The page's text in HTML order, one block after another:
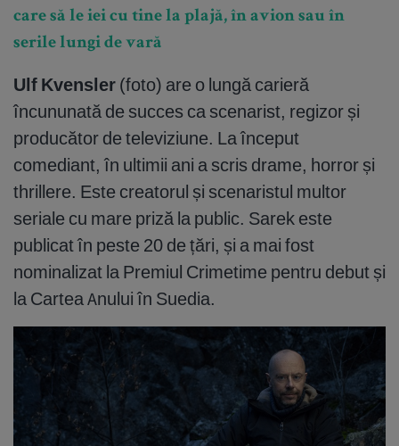
care să le iei cu tine la plajă, în avion sau în
serile lungi de vară
Ulf Kvensler (foto) are o lungă carieră
încununată de succes ca scenarist, regizor și
producător de televiziune. La început
comediant, în ultimii ani a scris drame, horror și
thrillere. Este creatorul și scenaristul multor
seriale cu mare priză la public. Sarek este
publicat în peste 20 de țări, și a mai fost
nominalizat la Premiul Crimetime pentru debut și
la Cartea Anului în Suedia.